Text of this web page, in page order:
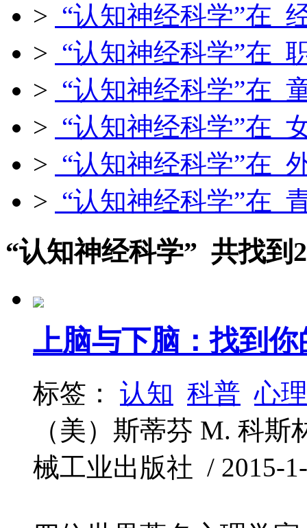
> “认知神经科学”在
> “认知神经科学”在
> “认知神经科学”在
> “认知神经科学”在
> “认知神经科学”在
> “认知神经科学”在
“认知神经科学” 共找到
上脑与下脑：找到
标签： 认知 科普 心理
（美）斯蒂芬 M. 科
械工业出版社 / 2015-